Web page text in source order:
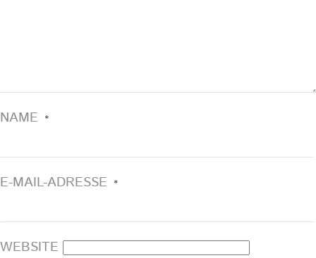
NAME *
E-MAIL-ADRESSE *
WEBSITE